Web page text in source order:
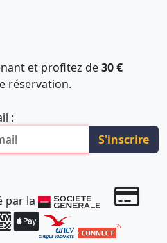
et profitez de30 €
réservation.
:
S'inscrire
par la